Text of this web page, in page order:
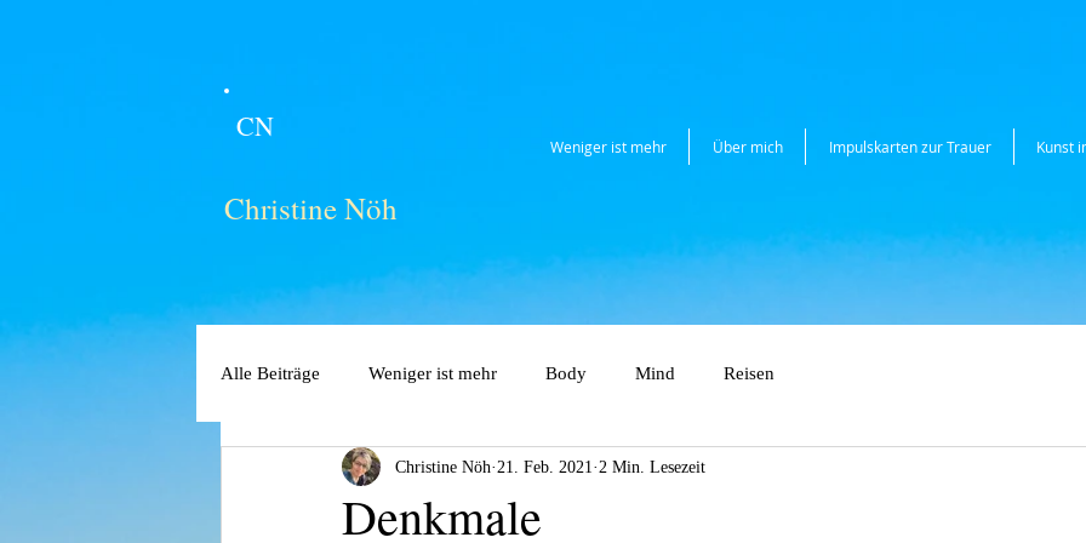
Weniger ist mehr Über mich Impulskarten zur Trauer Kunst
CN
Christine Nöh
Alle Beiträge Weniger ist mehr Body Mind Reisen
Denkmale
Christine Nöh 21. Feb. 2021 2 Min. Lesezeit